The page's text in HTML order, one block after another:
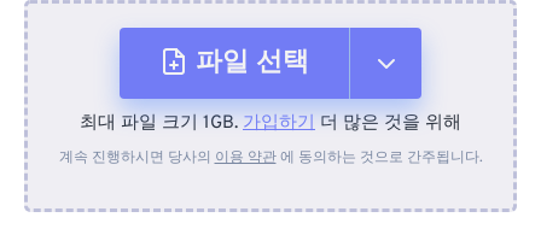
파일 선택
장치에서
최대 파일 크기 1GB. 가입하기 더 많은 것을 위해
계속 진행하시면 당사의 이용 약관에 동의하는 것으로 간주됩니다.